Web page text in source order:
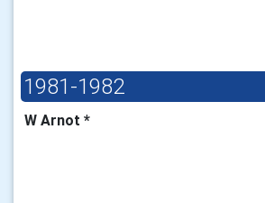
1981-1982
W Arnot *